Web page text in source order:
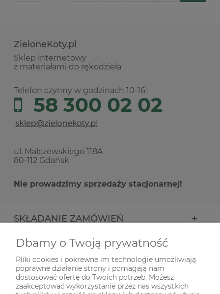
ZieloneKoty.pl
Sklep internetowy
z materiałami do rękodzieła
Telefon czynny w godzinach 10-16:
58 300 02 02
ul. Malczewskiego 118A
80-112 Gdańsk
Nie prowadzimy sprzedaży stacjonarnej!
SKŁADANIE ZAMÓWIEŃ
INFORMACJE
ODWIEDŹ NAS NA
Dbamy o Twoją prywatność
Pliki cookies i pokrewne im technologie umożliwiają
poprawne działanie strony i pomagają nam
dostosować ofertę do Twoich potrzeb. Możesz
zaakceptować wykorzystanie przez nas wszystkich